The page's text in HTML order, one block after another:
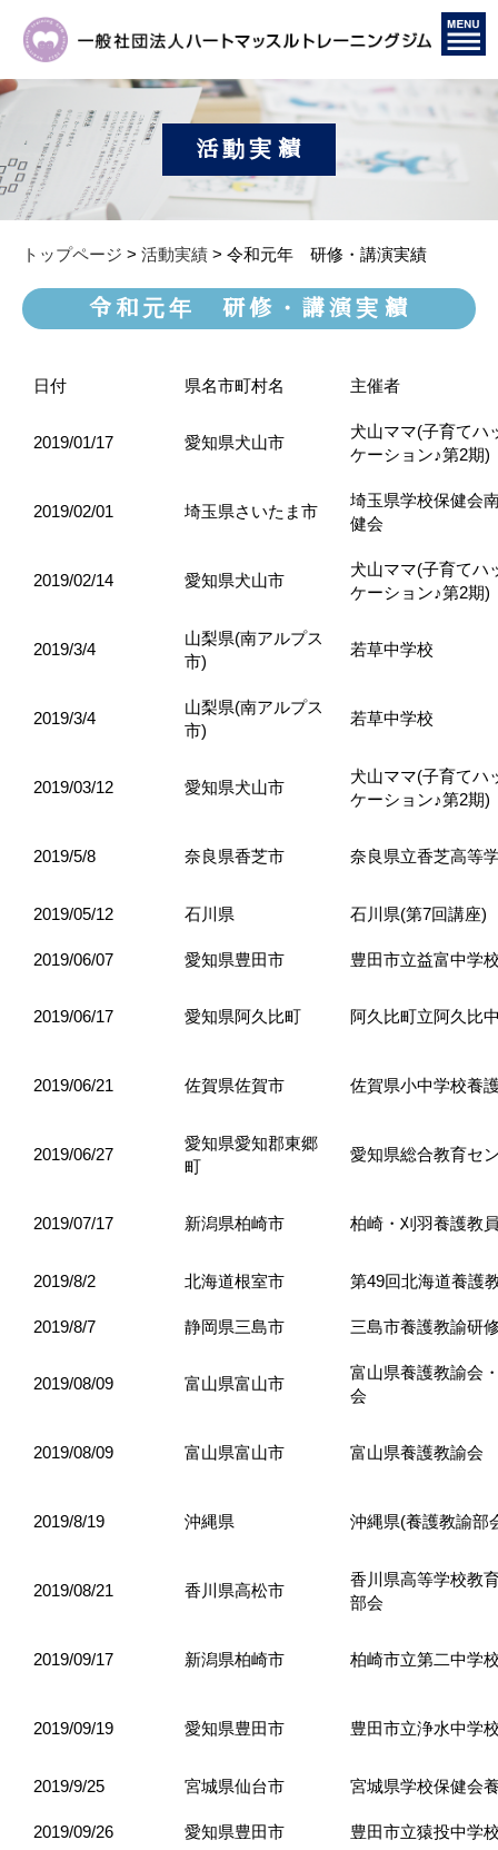
活動実績
トップページ > 活動実績 > 令和元年 研修・講演実績
令和元年 研修・講演実績
日付 県名市町村名 主催者
2019/01/17 愛知県犬山市
犬山ママ(子育てハ
ケーション♪第2期)
2019/02/01 埼玉県さいたま市
埼玉県学校保健会
健会
2019/02/14 愛知県犬山市
犬山ママ(子育てハ
ケーション♪第2期)
2019/3/4
山梨県(南アルプス
市)
若草中学校
2019/3/4
山梨県(南アルプス
市)
若草中学校
2019/03/12 愛知県犬山市
犬山ママ(子育てハ
ケーション♪第2期)
2019/5/8 奈良県香芝市 奈良県立香芝高等
2019/05/12 石川県 石川県(第7回講座)
2019/06/07 愛知県豊田市 豊田市立益富中学
2019/06/17 愛知県阿久比町 阿久比町立阿久比
2019/06/21 佐賀県佐賀市 佐賀県小中学校養
2019/06/27
愛知県愛知郡東郷
町
愛知県総合教育セ
2019/07/17 新潟県柏崎市 柏崎・刈羽養護教
2019/8/2 北海道根室市 第49回北海道養護
2019/8/7 静岡県三島市 三島市養護教諭研
2019/08/09 富山県富山市
富山県養護教諭会
会
2019/08/09 富山県富山市 富山県養護教諭会
2019/8/19 沖縄県 沖縄県(養護教諭部
2019/08/21 香川県高松市
香川県高等学校教
部会
2019/09/17 新潟県柏崎市 柏崎市立第二中学
2019/09/19 愛知県豊田市 豊田市立浄水中学
2019/9/25 宮城県仙台市 宮城県学校保健会
2019/09/26 愛知県豊田市 豊田市立猿投中学